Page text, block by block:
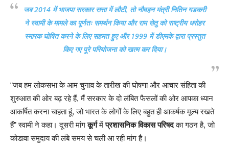
जब 2014 में भाजपा सरकार सत्ता में लौटी, तो नौवहन मंत्रीनितिन गडकरी
ने स्वामी के मामले का पूर्णतः समर्थन किया और राम सेतु को राष्ट्रीय धरोहर
स्मारक घोषित करने के लिए सहमत हुए और 1999 में डीएमके द्वारा प्रस्तुत
किए गए पूरे परियोजना को खत्म कर दिया।
“जब हम लोकसभा के आम चुनाव के तारीख की घोषणा और आचार संहिता की
शुरुआत की ओर बढ़ रहे हैं, मैं सरकार के दो लंबित फैसलों की ओर आपका ध्यान
आकर्षित करना चाहता हूं, जो भारत के लोगों के लिए बहुत ही आकर्षक मूल्य रखते
हैं” स्वामी ने कहा। दूसरी मांगकूर्गमेंप्रशासनिक विकास परिषदका गठन है, जो
कोडावा समुदाय की लंबे समय से चली आ रही मांग है।